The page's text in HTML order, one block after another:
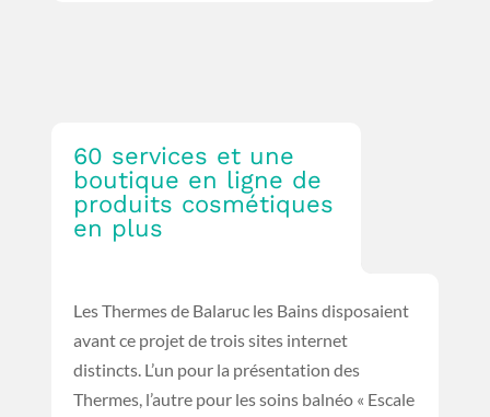
60 services et une
boutique en ligne de
produits cosmétiques
en plus
Les Thermes de Balaruc les Bains disposaient
avant ce projet de trois sites internet
distincts. L’un pour la présentation des
Thermes, l’autre pour les soins balnéo « Escale